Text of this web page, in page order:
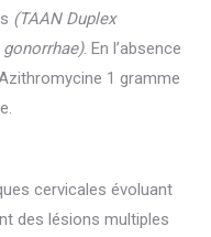
(TAAN Duplex
. En l’absence
1 gramme
cervicales évoluant
des lésions multiples